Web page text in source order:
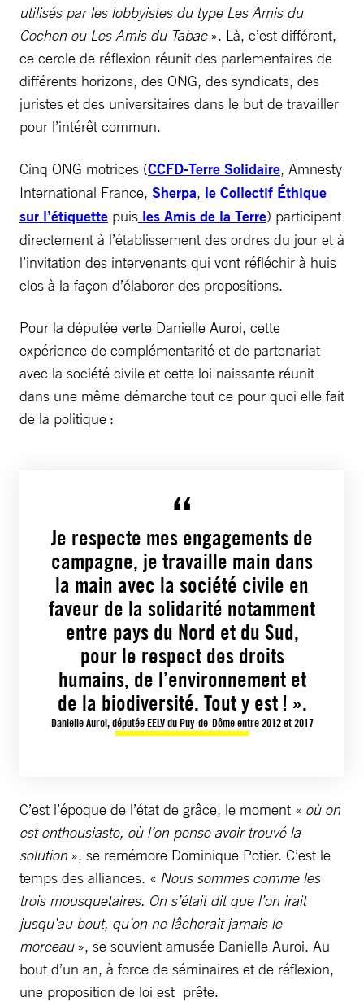
utilisés par les lobbyistes du type Les Amis du
Cochon ou Les Amis du Tabac». Là, c’est différent,
ce cercle de réflexion réunit des parlementaires de
différents horizons, des ONG, des syndicats, des
juristes et des universitaires dans le but de travailler
pour l’intérêt commun.
Cinq ONG motrices (CCFD-Terre Solidaire, Amnesty
International France, Sherpa, le Collectif Éthique
sur l’étiquette puis les Amis de la Terre) participent
directement à l’établissement des ordres du jour et à
l’invitation des intervenants qui vont réfléchir à huis
clos à la façon d’élaborer des propositions.
Pour la députée verte Danielle Auroi, cette
expérience de complémentarité et de partenariat
avec la société civile et cette loi naissante réunit
dans une même démarche tout ce pour quoi elle fait
de la politique :
Je respecte mes engagements de
campagne, je travaille main dans
la main avec la société civile en
faveur de la solidarité notamment
entre pays du Nord et du Sud,
pour le respect des droits
humains, de l’environnement et
de la biodiversité. Tout y est ! ».
Danielle Auroi, députée EELV du Puy-de-Dôme entre 2012 et 2017
C’est l’époque de l’état de grâce, le moment « où on
est enthousiaste, où l’on pense avoir trouvé la
solution », se remémore Dominique Potier. C’est le
temps des alliances. « Nous sommes comme les
trois mousquetaires. On s’était dit que l’on irait
jusqu’au bout, qu’on ne lâcherait jamais le
morceau», se souvient amusée Danielle Auroi. Au
bout d’un an, à force de séminaires et de réflexion,
une proposition de loi est prête.